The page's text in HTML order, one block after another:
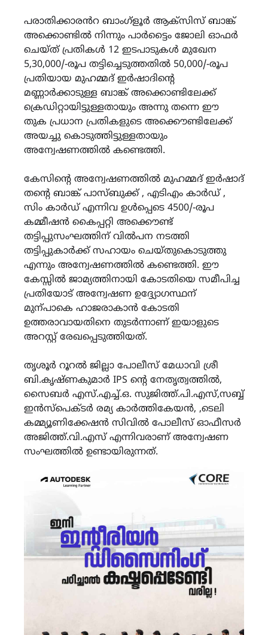
പരാതിക്കാരൻറ ബാംഗ്ളൂർ ആക്സിസ് ബാങ്ക്
അക്കൊണ്ടിൽ നിന്നും പാർട്ടൈം ജോലി ഓഫർ
ചെയ്ത് പ്രതികൾ 12 ഇടപാടുകൾ മുഖേന
5,30,000/-രൂപ തട്ടിച്ചെടുത്തതിൽ 50,000/-രൂപ
പ്രതിയായ മുഹമ്മദ് ഇർഷാദിന്റെ
മണ്ണാർക്കാടുള്ള ബാങ്ക് അക്കൊണ്ടിലേക്ക്
ക്രെഡിറ്റായിട്ടുള്ളതായും അന്നു തന്നെ ഈ
തുക പ്രധാന പ്രതികളുടെ അക്കൌണ്ടിലേക്ക്
അയച്ചു കൊടുത്തിട്ടുള്ളതായും
അന്വേഷണത്തിൽ കണ്ടെത്തി.
കേസിന്റെ അന്വേഷണത്തിൽ മുഹമ്മദ് ഇർഷാദ്
തന്റെ ബാങ്ക് പാസ്ബുക്ക് , എടിഎം കാർഡ് ,
സിം കാർഡ് എന്നിവ ഉൾപ്പെടെ 4500/-രൂപ
കമ്മീഷൻ കൈപ്പറ്റി അക്കൌണ്ട്
തട്ടിപ്പുസംഘത്തിന് വിൽപന നടത്തി
തട്ടിപ്പുകാർക്ക് സഹായം ചെയ്തുകൊടുത്തു
എന്നും അന്വേഷണത്തിൽ കണ്ടെത്തി. ഈ
കേസ്സിൽ ജാമ്യത്തിനായി കോടതിയെ സമീപിച്ച
പ്രതിയോട് അന്വേഷണ ഉദ്ദ്യോഗസ്ഥന്
മുന്പാകെ ഹാജരാകാൻ കോടതി
ഉത്തരാവായതിനെ തുടർന്നാണ് ഇയാളുടെ
അറസ്റ്റ് രേഖപ്പെടുത്തിയത്.
തൃശൂർ റൂറൽ ജില്ലാ പോലീസ് മേധാവി ശ്രീ
ബി.കൃഷ്ണകുമാർ IPS ന്റെ നേതൃത്വത്തിൽ,
സൈബർ എസ്.എച്ച്.ഒ. സുജിത്ത്.പി.എസ്,സബ്ബ്
ഇൻസ്പെക്ടർ രമ്യ കാർത്തികേയൻ, ,ടെലി
കമ്മ്യൂണിക്കേഷൻ സിവിൽ പോലീസ് ഓഫീസർ
അജിത്ത്.വി.എസ് എന്നിവരാണ് അന്വേഷണ
സംഘത്തിൽ ഉണ്ടായിരുന്നത്.